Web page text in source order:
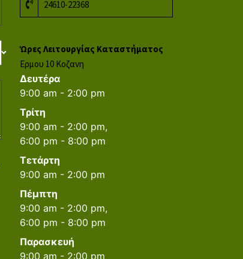
24610-22368
Ώρες Λειτουργίας Καταστήματος
Ερμου 10 Κοζανη
Δευτέρα
9:00 am - 2:00 pm
Τρίτη
9:00 am - 2:00 pm,
6:00 pm - 8:00 pm
Τετάρτη
9:00 am - 2:00 pm
Πέμπτη
9:00 am - 2:00 pm,
6:00 pm - 8:00 pm
Παρασκευή
9:00 am - 2:00 pm